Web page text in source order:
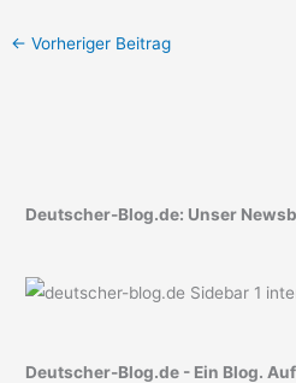
← Vorheriger Beitrag
Deutscher-Blog.de: Unser
Deutscher-Blog.de - Ein Blog.